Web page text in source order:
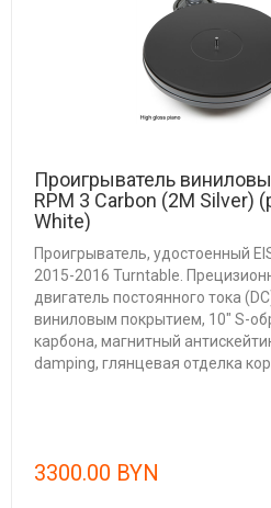
Проигрыватель
RPM 3 Carbon (2M Silver)
White)
Проигрыватель, удостоенный
2015-2016 Turntable.
двигатель постоянного тока
виниловым покрытием, 10" S-
карбона, магнитный
damping, глянцевая отделка
3300.00 BYN